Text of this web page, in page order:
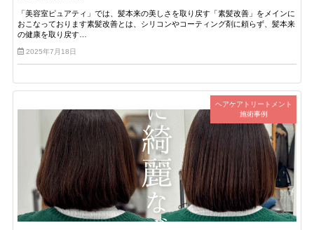
「美容室ピュアティ」では、髪本来の美しさを取り戻す「素髪改善」をメインに
おこなっております素髪改善とは、シリコンやコーティング剤に頼らず、髪本来
の健康を取り戻す…
2025年7月18日
ヘアケアトリートメント
施術事例